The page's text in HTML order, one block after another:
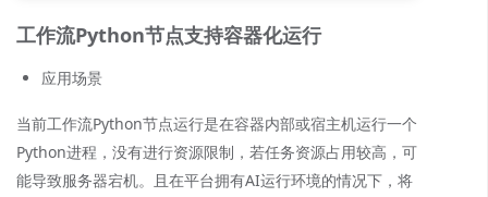
工作流Python节点支持容器化运行
应用场景
当前工作流Python节点运行是在容器内部或宿主机运行一个
Python进程，没有进行资源限制，若任务资源占用较高，可
能导致服务器宕机。且在平台拥有AI运行环境的情况下，将